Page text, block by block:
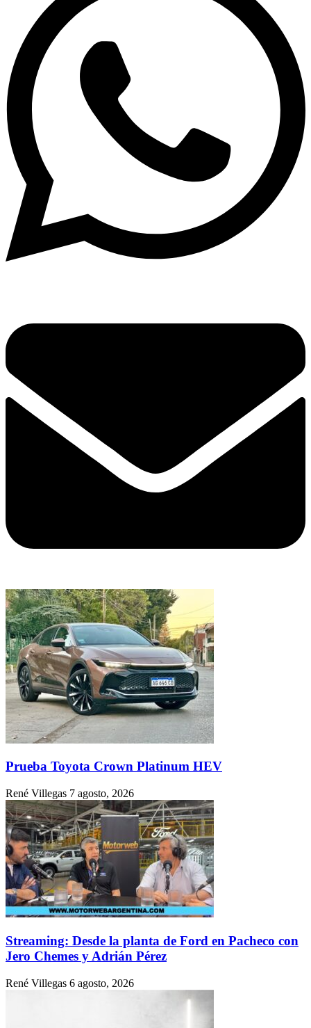
Prueba Toyota Crown Platinum HEV
René Villegas 7 agosto, 2026
Streaming: Desde la planta de Ford en Pacheco con
Jero Chemes y Adrián Pérez
René Villegas 6 agosto, 2026